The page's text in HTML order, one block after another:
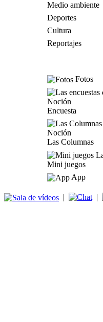
Medio ambiente
Deportes
Cultura
Reportajes
Fotos
Encuesta
Las Columnas
Mini juegos
App
| |